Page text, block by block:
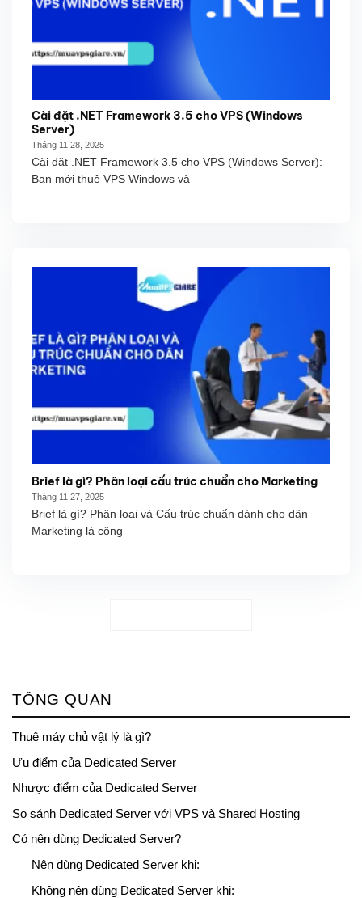
Cài đặt .NET Framework 3.5 cho VPS (Windows
Server)
Tháng 11 28, 2025
Cài đặt .NET Framework 3.5 cho VPS (Windows Server):
Bạn mới thuê VPS Windows và
Brief là gì? Phân loại cấu trúc chuẩn cho Marketing
Tháng 11 27, 2025
Brief là gì? Phân loại và Cấu trúc chuẩn dành cho dân
Marketing là công
TỔNG QUAN
Thuê máy chủ vật lý là gì?
Ưu điểm của Dedicated Server
Nhược điểm của Dedicated Server
So sánh Dedicated Server với VPS và Shared Hosting
Có nên dùng Dedicated Server?
Nên dùng Dedicated Server khi:
Không nên dùng Dedicated Server khi: